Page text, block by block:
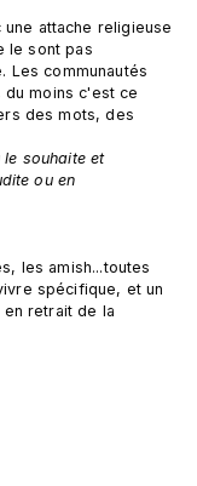
une attache religieuse
le sont pas
Les communautés
moins c'est ce
des mots, des
souhaite et
ou en
les amish...toutes
spécifique, et un
retrait de la